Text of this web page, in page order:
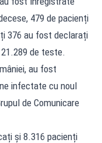
479 de pacienți
376 au fost declarați
de teste.
au fost
infectate cu noul
de Comunicare
și 8.316 pacienți